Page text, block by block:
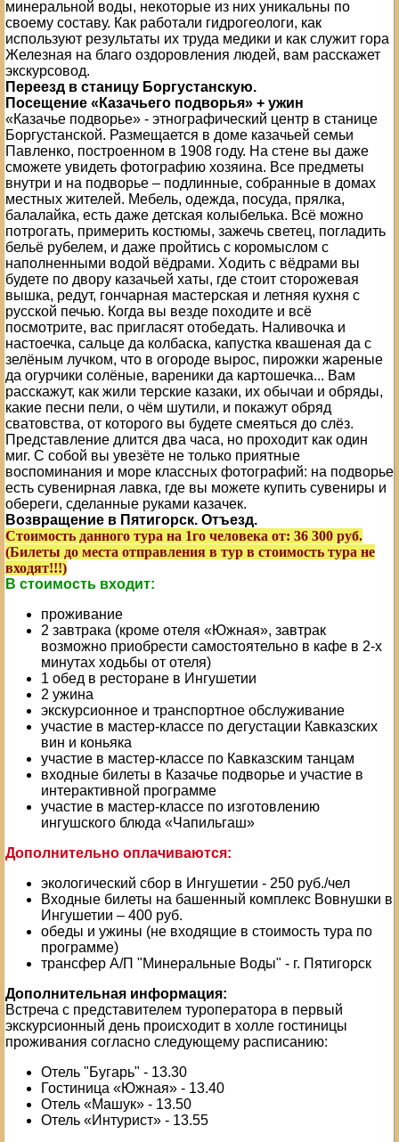
минеральной воды, некоторые из них уникальны по
своему составу. Как работали гидрогеологи, как
используют результаты их труда медики и как служит гора
Железная на благо оздоровления людей, вам расскажет
экскурсовод.
Переезд в станицу Боргустанскую.
Посещение «Казачьего подворья» + ужин
«Казачье подворье» - этнографический центр в станице
Боргустанской. Размещается в доме казачьей семьи
Павленко, построенном в 1908 году. На стене вы даже
сможете увидеть фотографию хозяина. Все предметы
внутри и на подворье – подлинные, собранные в домах
местных жителей. Мебель, одежда, посуда, прялка,
балалайка, есть даже детская колыбелька. Всё можно
потрогать, примерить костюмы, зажечь светец, погладить
бельё рубелем, и даже пройтись с коромыслом с
наполненными водой вёдрами. Ходить с вёдрами вы
будете по двору казачьей хаты, где стоит сторожевая
вышка, редут, гончарная мастерская и летняя кухня с
русской печью. Когда вы везде походите и всё
посмотрите, вас пригласят отобедать. Наливочка и
настоечка, сальце да колбаска, капустка квашеная да с
зелёным лучком, что в огороде вырос, пирожки жареные
да огурчики солёные, вареники да картошечка... Вам
расскажут, как жили терские казаки, их обычаи и обряды,
какие песни пели, о чём шутили, и покажут обряд
сватовства, от которого вы будете смеяться до слёз.
Представление длится два часа, но проходит как один
миг. С собой вы увезёте не только приятные
воспоминания и море классных фотографий: на подворье
есть сувенирная лавка, где вы можете купить сувениры и
обереги, сделанные руками казачек.
Возвращение в Пятигорск. Отъезд.
Стоимость данного тура на 1го человека от: 36 300 руб.
(Билеты до места отправления в тур в стоимость тура не
входят!!!)
В стоимость входит:
проживание
2 завтрака (кроме отеля «Южная», завтрак
возможно приобрести самостоятельно в кафе в 2-х
минутах ходьбы от отеля)
1 обед в ресторане в Ингушетии
2 ужина
экскурсионное и транспортное обслуживание
участие в мастер-классе по дегустации Кавказских
вин и коньяка
участие в мастер-классе по Кавказским танцам
входные билеты в Казачье подворье и участие в
интерактивной программе
участие в мастер-классе по изготовлению
ингушского блюда «Чапильгаш»
Дополнительно оплачиваются:
экологический сбор в Ингушетии - 250 руб./чел
Входные билеты на башенный комплекс Вовнушки в
Ингушетии – 400 руб.
обеды и ужины (не входящие в стоимость тура по
программе)
трансфер А/П "Минеральные Воды" - г. Пятигорск
Дополнительная информация:
Встреча с представителем туроператора в первый
экскурсионный день происходит в холле гостиницы
проживания согласно следующему расписанию:
Отель "Бугарь" - 13.30
Гостиница «Южная» - 13.40
Отель «Машук» - 13.50
Отель «Интурист» - 13.55